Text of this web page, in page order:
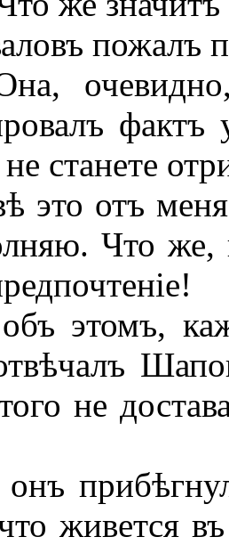
пожалъ
очевидно,
фактъ
станете
это отъ
Что же,
этомъ,
не
живется